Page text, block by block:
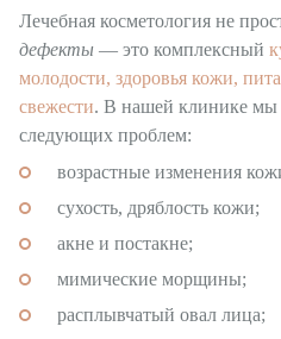
Стоматология
Урология
Лечебная косметология не
дефекты — это комплексный
молодости, здоровья кожи,
свежести. В нашей клинике мы
следующих проблем:
возрастные изменения
сухость, дряблость кожи;
акне и постакне;
мимические морщины;
расплывчатый овал лица;